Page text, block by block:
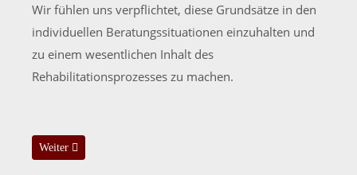
Wir fühlen uns verpflichtet, diese Grundsätze in den
individuellen Beratungssituationen einzuhalten und
zu einem wesentlichen Inhalt des
Rehabilitationsprozesses zu machen.
Nächster Beitrag: Unser Netzwerk
Weiter